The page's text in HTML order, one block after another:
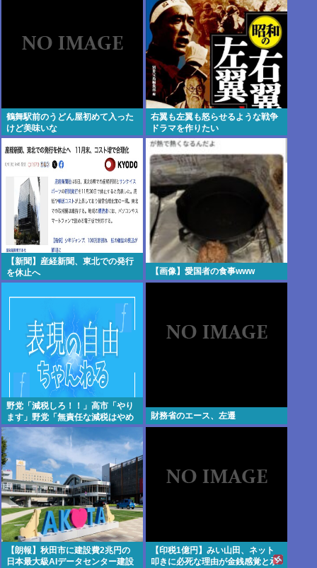
鶴舞駅前のうどん屋初めて入った
けど美味いな
右翼も左翼も怒らせるような戦争
ドラマを作りたい
【新聞】産経新聞、東北での発行
を休止へ
【画像】愛国者の食事www
野党「減税しろ！！」高市「やり
ます」野党「無責任な減税はやめ
ろ！財源はどうする 」
財務省のエース、左遷
【朗報】秋田市に建設費2兆円の
日本最大級AIデータセンター建設
【印税1億円】みい山田、ネット
叩きに必死な理由が金銭感覚と承